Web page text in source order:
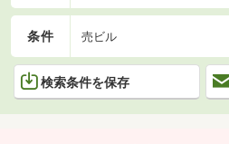
条件 売ビル
検索条件を保存